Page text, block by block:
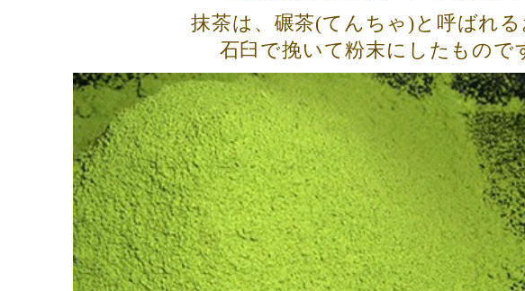
抹茶は、碾茶(てんちゃ)と呼ばれる
石臼で挽いて粉末にしたもので